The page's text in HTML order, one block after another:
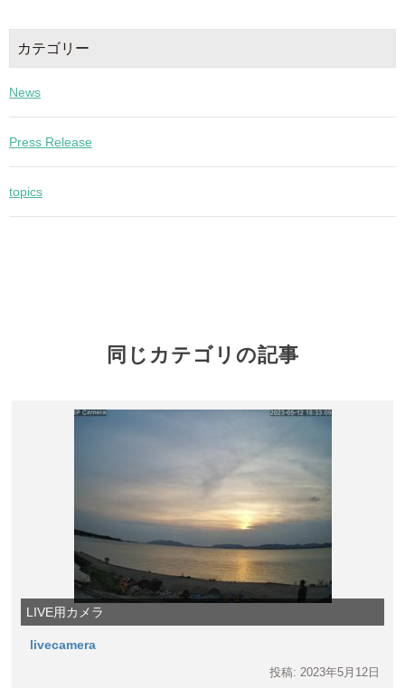
カテゴリー
News
Press Release
topics
同じカテゴリの記事
LIVE用カメラ
livecamera
投稿: 2023年5月12日